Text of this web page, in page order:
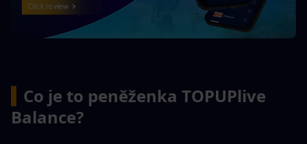
Co je to peněženka TOPUPlive
Balance?